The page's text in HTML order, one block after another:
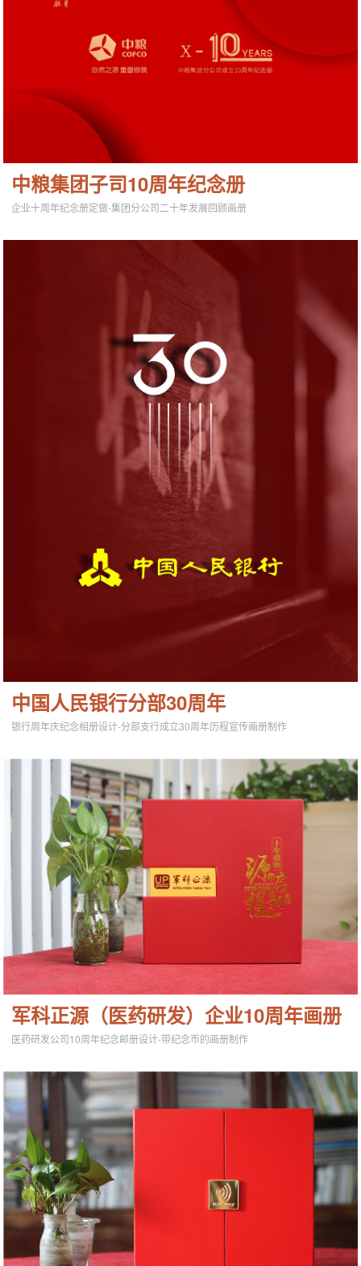
中粮集团子司10周年纪念册
企业十周年纪念册定做-集团分公司二十年发展回顾画册
中国人民银行分部30周年
银行周年庆纪念相册设计-分部支行成立30周年历程宣传画册制作
军科正源（医药研发）企业10周年画册
医药研发公司10周年纪念邮册设计-带纪念币的画册制作